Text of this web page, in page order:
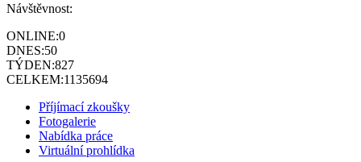
Návštěvnost:
ONLINE:0
DNES:50
TÝDEN:827
CELKEM:1135694
Příjímací zkoušky
Fotogalerie
Nabídka práce
Virtuální prohlídka